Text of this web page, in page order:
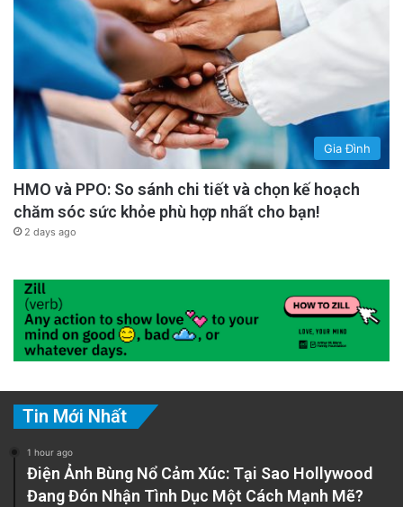
Gia Đình
HMO và PPO: So sánh chi tiết và chọn kế hoạch
chăm sóc sức khỏe phù hợp nhất cho bạn!
2 days ago
Tin Mới Nhất
1 hour ago
Điện Ảnh Bùng Nổ Cảm Xúc: Tại Sao Hollywood
Đang Đón Nhận Tình Dục Một Cách Mạnh Mẽ?